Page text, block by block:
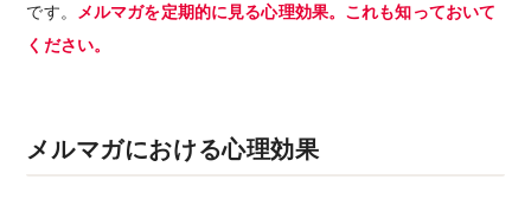
です。
メルマガを定期的に見る心理効果。これも知っておいて
ください。
メルマガにおける心理効果